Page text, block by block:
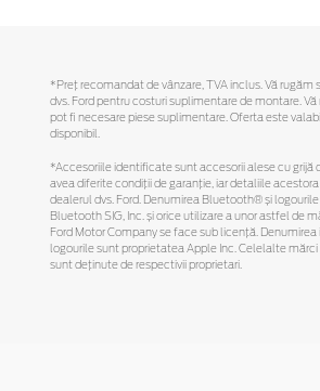
*Preţ recomandat de vânzare, TVA inclus. Vă
dvs. Ford pentru costuri suplimentare de montare.
pot fi necesare piese suplimentare. Oferta este
disponibil.
*Accesoriile identificate sunt accesorii alese cu grijă
avea diferite condiții de garanție, iar detaliile
dealerul dvs. Ford. Denumirea Bluetooth® și
Bluetooth SIG, Inc. și orice utilizare a unor astfel de
Ford Motor Company se face sub licență. Denumirea
logourile sunt proprietatea Apple Inc. Celelalte
sunt deținute de respectivii proprietari.